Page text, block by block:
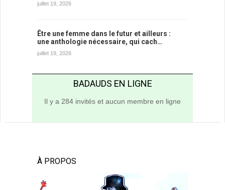
juillet 19, 2026
Être une femme dans le futur et ailleurs :
une anthologie nécessaire, qui cach…
juillet 19, 2026
BADAUDS EN LIGNE
Il y a 284 invités et aucun membre en ligne
À PROPOS